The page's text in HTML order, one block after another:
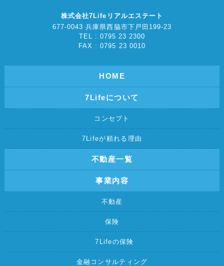
株式会社7Lifeリアルエステート
677-0043 兵庫県西脇市下戸田199-23
TEL : 0795 23 2300
FAX : 0795 23 0010
HOME
7Lifeについて
コンセプト
7Lifeが頼れる理由
不動産一覧
事業内容
不動産
保険
7Lifeの保険
金融コンサルティング